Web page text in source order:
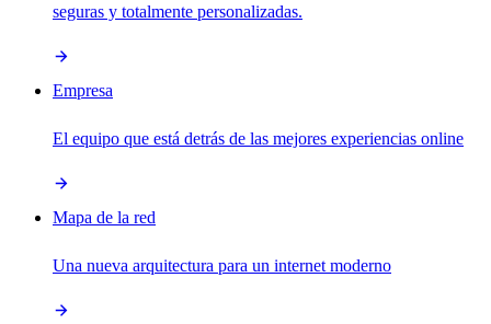
seguras y totalmente personalizadas.
Empresa
El equipo que está detrás de las mejores experiencias online
Mapa de la red
Una nueva arquitectura para un internet moderno